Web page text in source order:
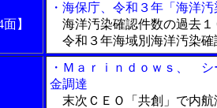
】
・海保庁、令和３年「海洋
海洋汚染確認件数の過去１
令和３年海域別海洋汚染確
・Ｍａｒｉｎｄｏｗｓ、
金調達
末次ＣＥＯ「共創」で内航